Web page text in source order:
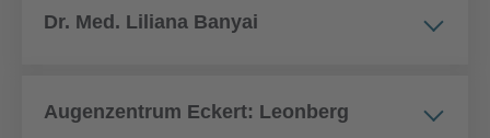
Dr. Med. Liliana Banyai
Augenzentrum Eckert: Leonberg